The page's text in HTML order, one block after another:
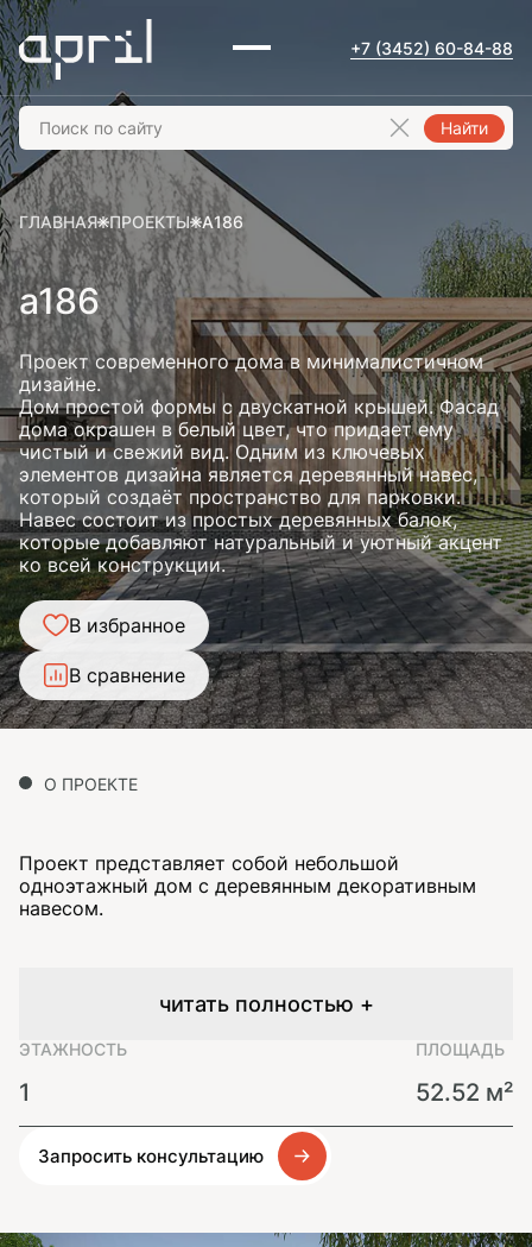
+7 (3452) 60-84-88
Найти
ГЛАВНАЯ ПРОЕКТЫ A186
a186
Проект современного дома в минималистичном
дизайне.
Дом простой формы с двускатной крышей. Фасад
дома окрашен в белый цвет, что придает ему
чистый и свежий вид. Одним из ключевых
элементов дизайна является деревянный навес,
который создаёт пространство для парковки.
Навес состоит из простых деревянных балок,
которые добавляют натуральный и уютный акцент
ко всей конструкции.
В избранное
В сравнение
О ПРОЕКТЕ
Проект представляет собой небольшой
одноэтажный дом с деревянным декоративным
навесом.
читать полностью +
ЭТАЖНОСТЬ
1
ПЛОЩАДЬ
52.52 м²
Запросить консультацию